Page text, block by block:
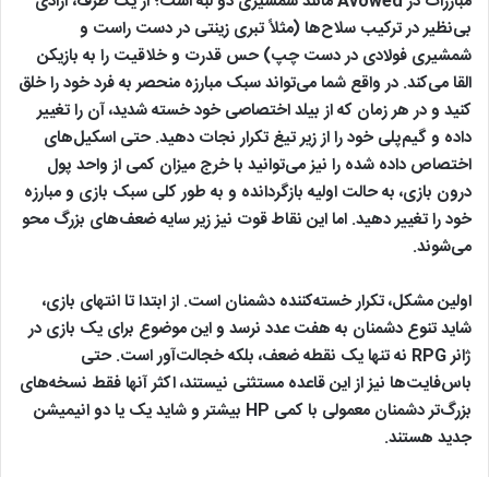
بی‌نظیر در ترکیب سلاح‌ها (مثلاً تبری زینتی در دست راست و
شمشیری فولادی در دست چپ) حس قدرت و خلاقیت را به بازیکن
القا می‌کند. در واقع شما می‌تواند سبک مبارزه منحصر به فرد خود را خلق
کنید و در هر زمان که از بیلد اختصاصی خود خسته شدید، آن را تغییر
داده و گیم‌پلی خود را از زیر تیغ تکرار نجات دهید. حتی اسکیل‌های
اختصاص داده شده را نیز می‌توانید با خرج میزان کمی از واحد پول
درون بازی، به حالت اولیه بازگردانده و به طور کلی سبک بازی و مبارزه
خود را تغییر دهید. اما این نقاط قوت نیز زیر سایه ضعف‌های بزرگ محو
می‌شوند.
اولین مشکل، تکرار خسته‌کننده دشمنان است. از ابتدا تا انتهای بازی،
شاید تنوع دشمنان به هفت عدد نرسد و این موضوع برای یک بازی در
ژانر RPG نه تنها یک نقطه ضعف، بلکه خجالت‌آور است. حتی
باس‌فایت‌ها نیز از این قاعده مستثنی نیستند، اکثر آنها فقط نسخه‌های
بزرگ‌تر دشمنان معمولی با کمی HP بیشتر و شاید یک یا دو انیمیشن
جدید هستند.